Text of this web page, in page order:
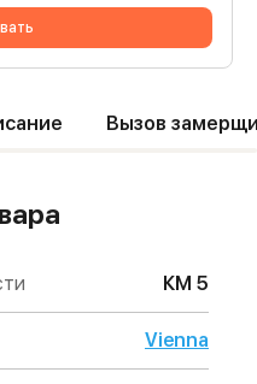
Вызов
КМ 5
Vienna